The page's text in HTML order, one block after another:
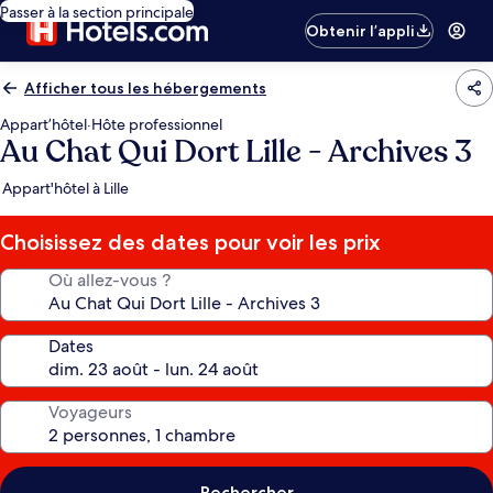
Passer à la section principale
Obtenir l’appli
Afficher tous les hébergements
Appart’hôtel·Hôte professionnel
Au Chat Qui Dort Lille - Archives 3
Appart'hôtel à Lille
Choisissez des dates pour voir les prix
Où allez-vous ?
Dates
Voyageurs